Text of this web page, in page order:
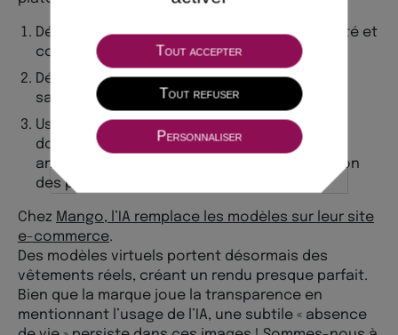
Développement interne pour garantir sécurité et
contrôle des données.
Déploiement progressif auprès de 15 000
salariés.
Usages variés : assistant de recherche
documentaire, aide au développement IT,
analyse de satisfaction client, et optimisation
des processus métiers.
Chez Mango, l’IA remplace les modèles sur leur site
e-commerce.
Des modèles virtuels portent désormais des
vêtements réels, créant un rendu presque parfait.
Bien que la marque joue la transparence en
mentionnant l’usage de l’IA, une subtile « absence
Tout accepter
Tout refuser
Personnaliser